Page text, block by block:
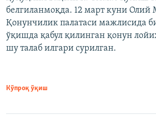
белгиланмоқда. 12 март куни
Қонунчилик палатаси мажлисида
ўқишда қабул қилинган қонун
шу талаб илгари сурилган.
Кўпроқ ўқиш